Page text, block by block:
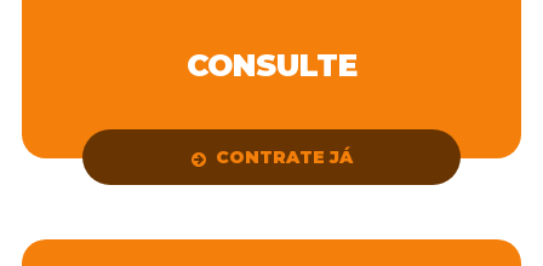
CONSULTE
CONTRATE JÁ